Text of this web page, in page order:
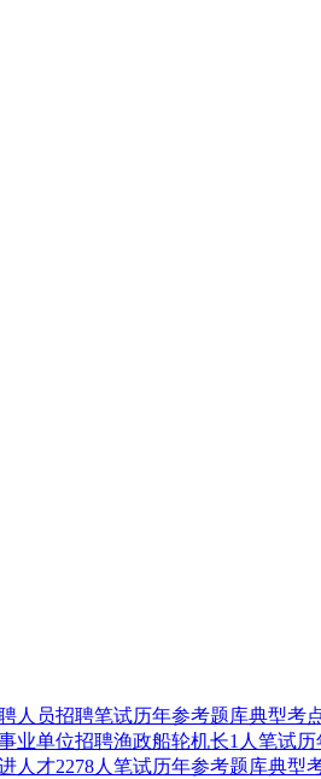
人员招聘笔试历年参考题库典型考
业单位招聘渔政船轮机长1人笔试
人才2278人笔试历年参考题库典型